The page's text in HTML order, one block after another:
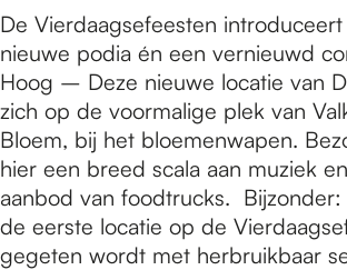
De Vierdaagsefeesten
nieuwe podia én een vernieuwd
Hoog – Deze nieuwe locatie van
zich op de voormalige plek van
Bloem, bij het bloemenwapen.
hier een breed scala aan muziek
aanbod van foodtrucks. Bijzonder:
de eerste locatie op de
gegeten wordt met herbruikbaar